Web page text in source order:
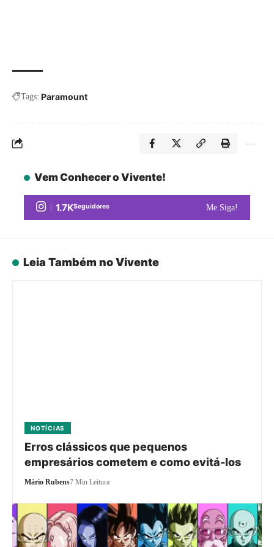
Tags: Paramount
Vem Conhecer o Vivente!
1.7KSeguidores Me Siga!
Leia Também no Vivente
NOTÍCIAS
Erros clássicos que pequenos
empresários cometem e como evitá-los
Mário Rubens7 Min Leitura